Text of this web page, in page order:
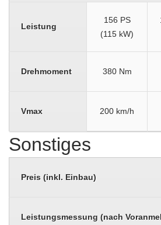
Leistung
156 PS
(115 kW)
Drehmoment 380 Nm
Vmax 200 km/h
Sonstiges
Preis (inkl. Einbau)
Leistungsmessung (nach